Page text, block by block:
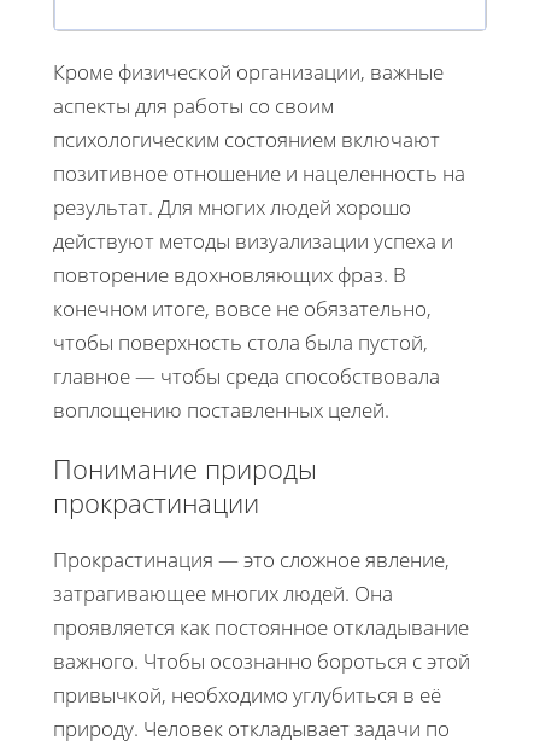
Кроме физической организации, важные
аспекты для работы со своим
психологическим состоянием включают
позитивное отношение и нацеленность на
результат. Для многих людей хорошо
действуют методы визуализации успеха и
повторение вдохновляющих фраз. В
конечном итоге, вовсе не обязательно,
чтобы поверхность стола была пустой,
главное — чтобы среда способствовала
воплощению поставленных целей.
Понимание природы
прокрастинации
Прокрастинация — это сложное явление,
затрагивающее многих людей. Она
проявляется как постоянное откладывание
важного. Чтобы осознанно бороться с этой
привычкой, необходимо углубиться в её
природу. Человек откладывает задачи по